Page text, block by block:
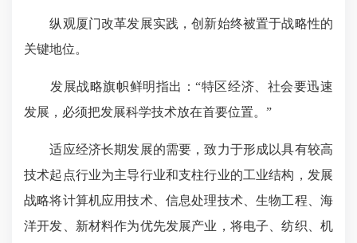
纵观厦门改革发展实践，创新始终被置于战略性的
关键地位。
发展战略旗帜鲜明指出：“特区经济、社会要迅速
发展，必须把发展科学技术放在首要位置。”
适应经济长期发展的需要，致力于形成以具有较高
技术起点行业为主导行业和支柱行业的工业结构，发展
战略将计算机应用技术、信息处理技术、生物工程、海
洋开发、新材料作为优先发展产业，将电子、纺织、机